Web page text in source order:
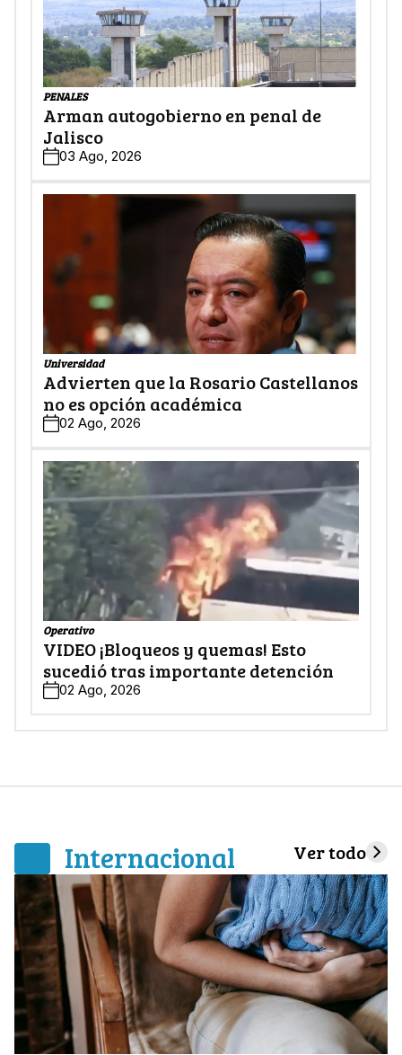
PENALES
Arman autogobierno en penal de
Jalisco
03 Ago, 2026
Universidad
Advierten que la Rosario Castellanos
no es opción académica
02 Ago, 2026
Operativo
VIDEO ¡Bloqueos y quemas! Esto
sucedió tras importante detención
02 Ago, 2026
Internacional Ver todo